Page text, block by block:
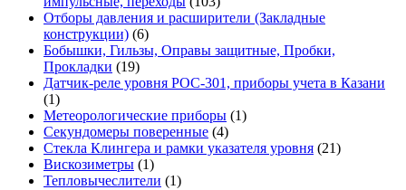
товара
Отборы давления и расширители (Закладные
конструкции) 66
товаров
Бобышки, Гильзы, Оправы защитные, Пробки,
Прокладки
1919
товаров
Датчик-реле уровня РОС-301, приборы учета в Казани
11
товар
Метеорологические приборы 11
Секундомеры поверенные 44
товара
Стекла Клингера и рамки указателя уровня 2121
Вискозиметры 11
товар
Тепловычеслители 11